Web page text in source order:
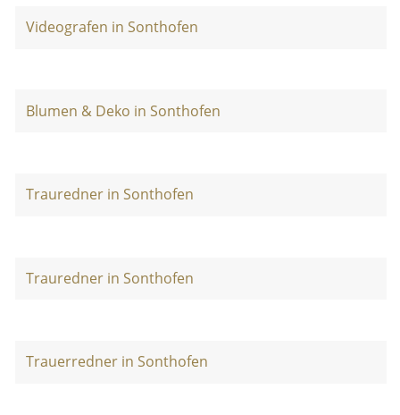
Videografen in Sonthofen
Blumen & Deko in Sonthofen
Trauredner in Sonthofen
Trauredner in Sonthofen
Trauerredner in Sonthofen